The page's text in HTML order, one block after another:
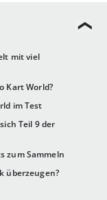
mit viel
Kart World?
im Test
Teil 9 der
zum Sammeln
überzeugen?